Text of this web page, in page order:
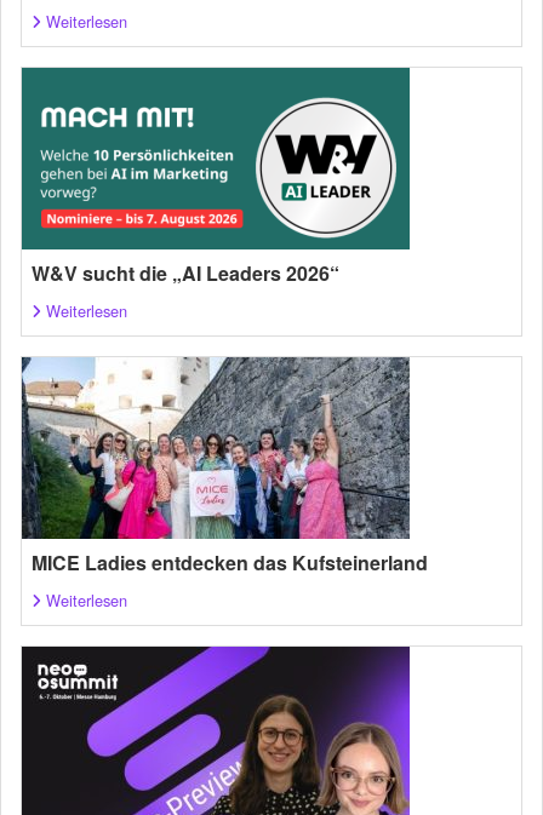
Weiterlesen
W&V sucht die „AI Leaders 2026“
Weiterlesen
MICE Ladies entdecken das Kufsteinerland
Weiterlesen